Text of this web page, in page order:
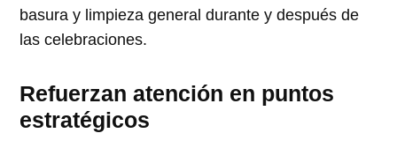
basura y limpieza general durante y después de
las celebraciones.
Refuerzan atención en puntos
estratégicos